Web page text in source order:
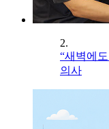
2.
“새벽에
의사